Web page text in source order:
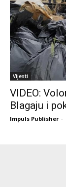
Vijesti
VIDEO:
Blagaju i
Impuls Publisher -